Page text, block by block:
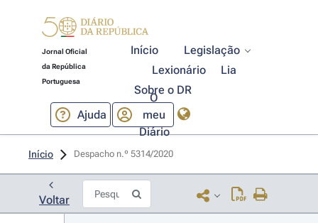
Jornal Oficial
da República
Portuguesa
Início
Legislação
Lexionário
Lia
Sobre o DR
Ajuda
O
meu
Diário
Início Despacho n.º 5314/2020
Voltar